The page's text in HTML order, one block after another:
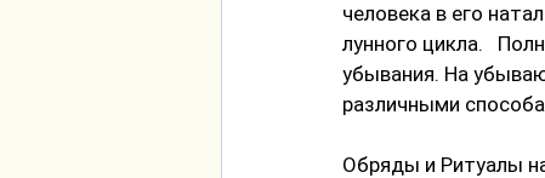
человека в его
лунного цикла.
убывания. На
различными
Обряды и Ритуалы